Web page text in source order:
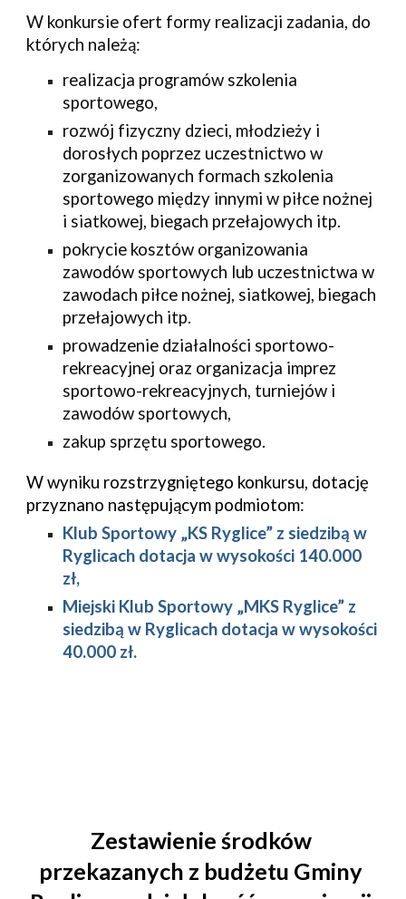
W konkursie ofert formy realizacji zadania, do
których należą:
realizacja programów szkolenia
sportowego,
rozwój fizyczny dzieci, młodzieży i
dorosłych poprzez uczestnictwo w
zorganizowanych formach szkolenia
sportowego między innymi w piłce nożnej
i siatkowej, biegach przełajowych itp.
pokrycie kosztów organizowania
zawodów sportowych lub uczestnictwa w
zawodach piłce nożnej, siatkowej, biegach
przełajowych itp.
prowadzenie działalności sportowo-
rekreacyjnej oraz organizacja imprez
sportowo-rekreacyjnych, turniejów i
zawodów sportowych,
zakup sprzętu sportowego.
W wyniku rozstrzygniętego konkursu, dotację
przyznano następującym podmiotom:
Klub Sportowy „KS Ryglice” z siedzibą w
Ryglicach dotacja w wysokości 140.000
zł,
Miejski Klub Sportowy „MKS Ryglice” z
siedzibą w Ryglicach dotacja w wysokości
40.000 zł.
Zestawienie środków
przekazanych z budżetu Gminy